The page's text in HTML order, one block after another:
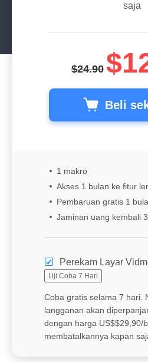
saja
$24.90
Beli
1 makro
Akses 1 bulan ke fitur
Pembaruan gratis 1
Jaminan uang kembali
Perekam Layar
Uji Coba 7 Hari
Coba gratis selama 7 hari.
langganan akan
dengan harga US$$29,90/
membatalkannya kapan